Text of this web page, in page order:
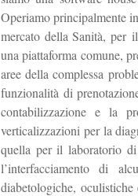
Operiamo principalmente
mercato della Sanità, per
una piattaforma comune,
aree della complessa
funzionalità di
contabilizzazione e la
verticalizzazioni per la
quella per il laboratorio
l’interfacciamento di
diabetologiche,